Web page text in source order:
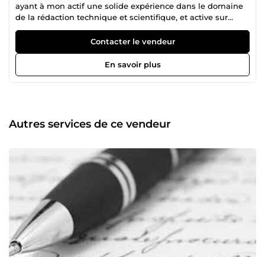
ayant à mon actif une solide expérience dans le domaine
de la rédaction technique et scientifique, et active sur
différentes plateformes depuis 2018. Je me permets de
vous proposer mes services en rédaction scientifique. Je
suis disponible pour vous fournir des contenus qualitatifs,
uniques et professionnels, qui répondent à vos attentes.
Vous pouvez compter sur mes compétences
programmation ; Des connaissances dans différents
domaines scientifiques ; Recherche et documentation ;
des articles pour blogs, fiches techniques, contenus pour
pages web, rapports scientifiques, etc. Je reste disponible
si vous acceptez une éventuelle collaboration.
Contacter le vendeur
En savoir plus
Autres services de ce vendeur